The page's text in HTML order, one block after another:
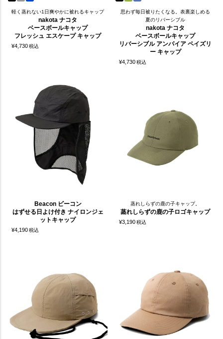
軽く蒸れない1日爽やかに被れるキャップ
nakota ナコタ
ベースボールキャップ
フレッシュ エスケープ キャップ
¥4,730税込
思わず毎日被りたくなる。表裏楽しめる
夏のリバーシブル
nakota ナコタ
ベースボールキャップ
リバーシブル アンパイア ペイズリ
ー キャップ
¥4,730税込
Beacon ビーコン
はずせる日よけ付き ナイロンジェ
ットキャップ
¥4,190税込
蒸れしらずの鹿の子キャップ。
蒸れしらずの鹿の子ロゴキャップ
¥3,190税込